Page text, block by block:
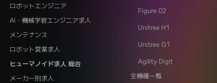
ロボットエンジニア
AI・機械学習エンジニア求人
メンテナンス
ロボット営業求人
ヒューマノイド求人 総合
メーカー別求人
Figure 02
Unitree H1
Unitree G1
Agility Digit
全機種一覧